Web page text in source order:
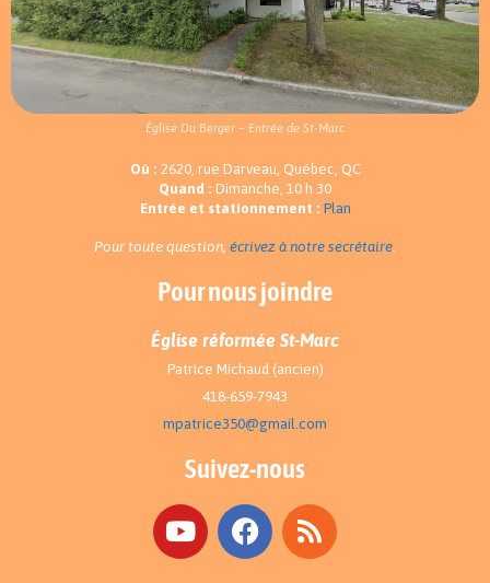
Église Du Berger – Entrée de St-Marc
Où : 2620, rue Darveau, Québec, QC
Quand : Dimanche, 10 h 30
Entrée et stationnement : Plan
Pour toute question, écrivez à notre secrétaire.
Pour nous joindre
Église réformée St-Marc
Patrice Michaud (ancien)
418-659-7943
mpatrice350@gmail.com
Suivez-nous